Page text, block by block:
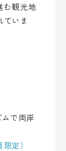
む観光地
いま
で両岸
定）